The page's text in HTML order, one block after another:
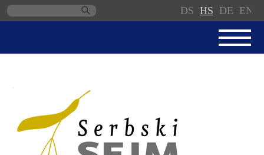
DS HS DE EN
SERBSKI SEJM
JEDNANSKI PORJAD
PROTOKOLE / WOBZAMKNJENJA